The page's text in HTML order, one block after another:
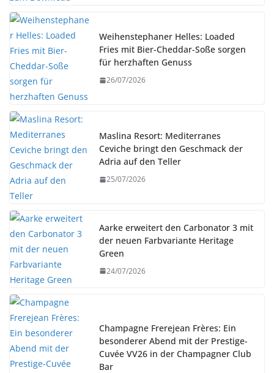
Weihenstephaner Helles: Loaded
Fries mit Bier-Cheddar-Soße sorgen
für herzhaften Genuss
26/07/2026
Maslina Resort: Mediterranes
Ceviche bringt den Geschmack der
Adria auf den Teller
25/07/2026
Aarke erweitert den Carbonator 3 mit
der neuen Farbvariante Heritage
Green
24/07/2026
Champagne Frerejean Frères: Ein
besonderer Abend mit der Prestige-
Cuvée VV26 in der Champagner Club
Bar